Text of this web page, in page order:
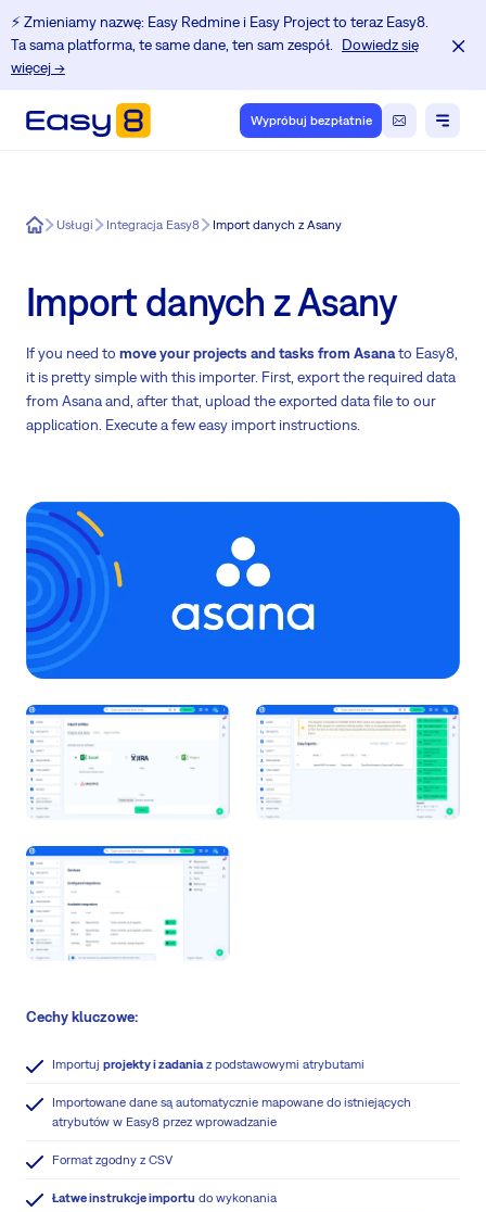
⚡️ Zmieniamy nazwę: Easy Redmine i Easy Project to teraz Easy8.
Ta sama platforma, te same dane, ten sam zespół.
Dowiedz się
więcej →
Wypróbuj bezpłatnie
Easy8Usługi Integracja Easy8 Import danych z Asany
Import danych z Asany
If you need to move your projects and tasks from Asanato Easy8,
it is pretty simple with this importer. First, export the required data
from Asana and, after that, upload the exported data file to our
application. Execute a few easy import instructions.
Cechy kluczowe:
Importuj projekty i zadaniaz podstawowymi atrybutami
Importowane dane są automatycznie mapowane do istniejących
atrybutów w Easy8 przez wprowadzanie
Format zgodny z CSV
Łatwe instrukcje importu do wykonania